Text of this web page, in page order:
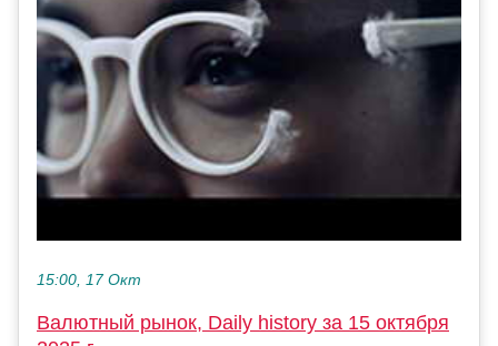
15:00, 17 Окт
Валютный рынок, Daily history за 15 октября